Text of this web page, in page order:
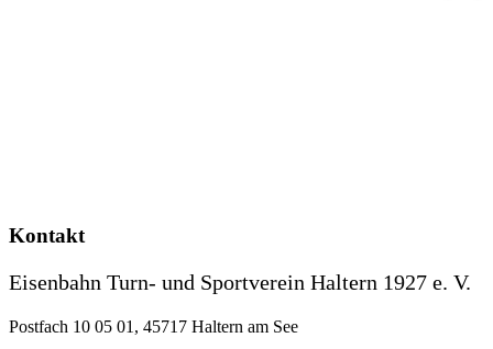
Kontakt
Eisenbahn Turn- und Sportverein Haltern 1927 e. V.
Postfach 10 05 01, 45717 Haltern am See